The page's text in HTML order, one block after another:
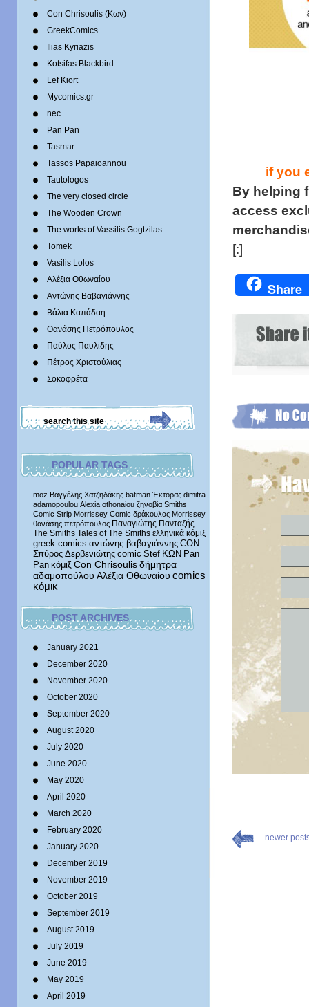
Con Chrisoulis (Κων)
GreekComics
Ilias Kyriazis
Kotsifas Blackbird
Lef Kiort
Mycomics.gr
nec
Pan Pan
Tasmar
Tassos Papaioannou
Tautologos
The very closed circle
The Wooden Crown
The works of Vassilis Gogtzilas
Tomek
Vasilis Lolos
Αλέξια Οθωναίου
Αντώνης Βαβαγιάννης
Βάλια Καπάδαη
Θανάσης Πετρόπουλος
Παύλος Παυλίδης
Πέτρος Χριστούλιας
Σοκοφρέτα
POPULAR TAGS
moz Βαγγέλης Χατζηδάκης batman Έκτορας dimitra
adamopoulou Alexia othonaiou ζηνοβία Smiths
Comic Strip Morrissey Comic δράκουλας Morrissey
θανάσης πετρόπουλος Παναγιώτης Πανταζής
The Smiths Tales of The Smiths ελληνικά κόμιξ
greek comics αντώνης βαβαγιάννης CON
Σπύρος Δερβενιώτης comic Stef ΚΩΝ Pan
Pan κόμιξ Con Chrisoulis δήμητρα
αδαμοπούλου Αλέξια Οθωναίου comics
κόμικ
POST ARCHIVES
January 2021
December 2020
November 2020
October 2020
September 2020
August 2020
July 2020
June 2020
May 2020
April 2020
March 2020
February 2020
January 2020
December 2019
November 2019
October 2019
September 2019
August 2019
July 2019
June 2019
May 2019
April 2019
if you
By helping
access
[:]
Share
newer